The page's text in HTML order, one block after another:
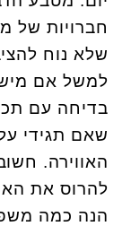
חברויות של
שלא נוח
למשל אם
בדיחה עם
שאם תגידי
האווירה.
להרוס את
הנה כמה